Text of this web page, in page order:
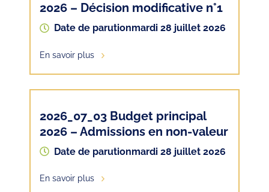
2026 – Décision modificative n°1
Date de parutionmardi 28 juillet 2026
En savoir plus
2026_07_03 Budget principal
2026 – Admissions en non-valeur
Date de parutionmardi 28 juillet 2026
En savoir plus